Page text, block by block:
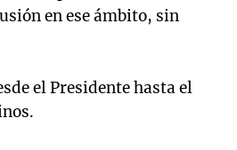
en ese ámbito, sin
el Presidente hasta el